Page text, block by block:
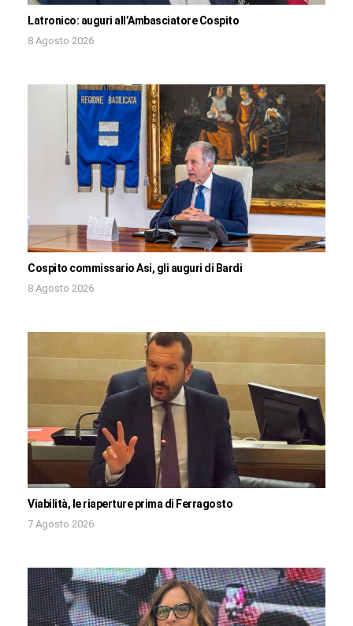
Latronico: auguri all’Ambasciatore Cospito
8 Agosto 2026
Cospito commissario Asi, gli auguri di Bardi
8 Agosto 2026
Viabilità, le riaperture prima di Ferragosto
7 Agosto 2026